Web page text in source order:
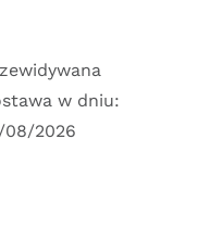
w dniu:
08/2026